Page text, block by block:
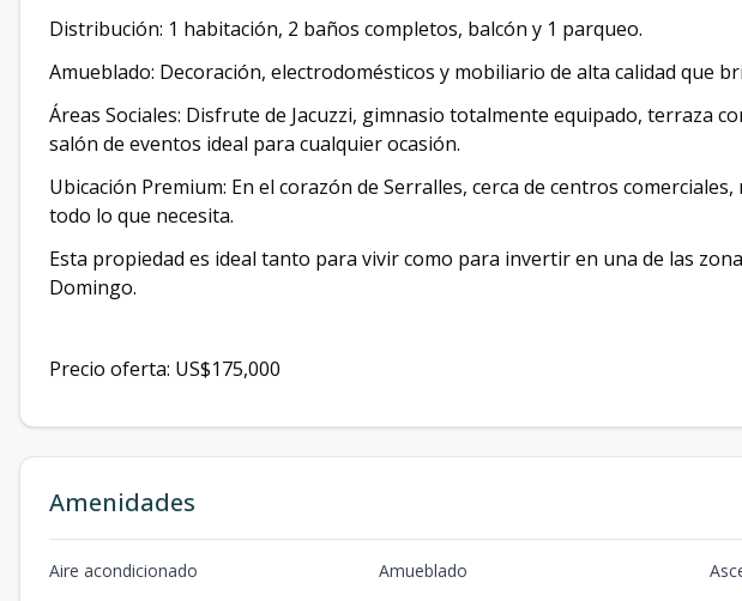
Distribución: 1 habitación, 2 baños completos, balcón y 1 parqueo.
Amueblado: Decoración, electrodomésticos y mobiliario de alta calidad que
Áreas Sociales: Disfrute de Jacuzzi, gimnasio totalmente equipado, terraza
salón de eventos ideal para cualquier ocasión.
Ubicación Premium: En el corazón de Serralles, cerca de centros
todo lo que necesita.
Esta propiedad es ideal tanto para vivir como para invertir en una de las
Domingo.
Precio oferta: US$175,000
Amenidades
Aire acondicionado Amueblado